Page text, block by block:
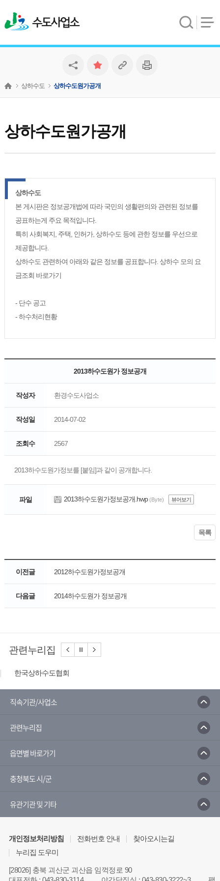
수도사업소
상하수도원가공개
상하수도 상하수도원가공개
상하수도
본 게시판은 정보공개법에 따라 국민의 생활편의와 관련된 정보를
공표하는게 주요 목적입니다.
특히 사회복지, 주택, 인허가, 상하수도 등에 관한 정보를 우선으로
제공합니다.
상하수도 관련하여 아래와 같은 정보를 공표합니다. 상하수 모의 요
금조회 바로가기
- 단수 공고
- 하수처리현황
2013하수도원가 정보공개
작성자 환경수도사업소
작성일 2014-07-02
조회수 2567
2013하수도원가정보를 [붙임]과 같이 공개합니다.
파일 2013하수도원가정보공개.hwp (Byte) 뷰어보기
목록
이전글 2012하수도원가정보공개
다음글 2014하수도원가 정보공개
관련누리집
한국상하수도협회
수질오염방제정보시스템
직속기관/사업소
관련누리집
읍면별 바로가기
충청북도 시/군
유관기관 및 기타
개인정보처리방침 전화번호 안내
찾아오시는길
누리집 도우미
[28026] 충북 괴산군 괴산읍 임꺽정로 90